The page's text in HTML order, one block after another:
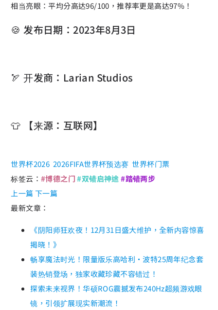
相当亮眼：平均分高达96/100，推荐率更是高达97%！
🍪 发布日期：2023年8月3日
🏹 开发商：Larian Studios
👕 【来源：互联网】
世界杯2026 2026FIFA世界杯预选赛 世界杯门票
标签云： #博德之门 #双错启神途 #踏错两步
上一篇下一篇
最新文章：
《阴阳师狂欢夜！12月31日盛大维护，全新内容惊喜
揭晓！》
畅享魔法时光！限量版乐高哈利·波特25周年纪念套
装热销登场，独家收藏珍藏不容错过！
探索未来视界！华硕ROG震撼发布240Hz超频游戏眼
镜，引领扩展现实新潮流！